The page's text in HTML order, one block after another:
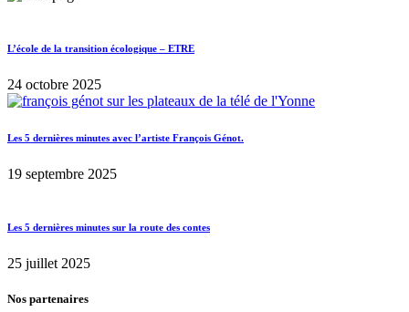
L’école de la transition écologique – ETRE
24 octobre 2025
Les 5 dernières minutes avec l’artiste François Génot.
19 septembre 2025
Les 5 dernières minutes sur la route des contes
25 juillet 2025
Nos partenaires